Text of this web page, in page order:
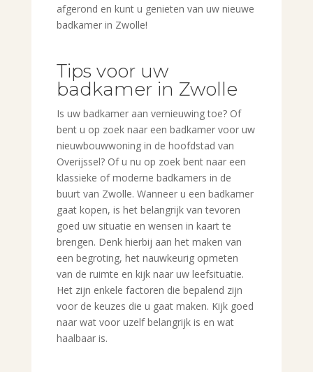
afgerond en kunt u genieten van uw nieuwe
badkamer in Zwolle!
Tips voor uw
badkamer in Zwolle
Is uw badkamer aan vernieuwing toe? Of
bent u op zoek naar een badkamer voor uw
nieuwbouwwoning in de hoofdstad van
Overijssel? Of u nu op zoek bent naar een
klassieke of moderne badkamers in de
buurt van Zwolle. Wanneer u een badkamer
gaat kopen, is het belangrijk van tevoren
goed uw situatie en wensen in kaart te
brengen. Denk hierbij aan het maken van
een begroting, het nauwkeurig opmeten
van de ruimte en kijk naar uw leefsituatie.
Het zijn enkele factoren die bepalend zijn
voor de keuzes die u gaat maken. Kijk goed
naar wat voor uzelf belangrijk is en wat
haalbaar is.